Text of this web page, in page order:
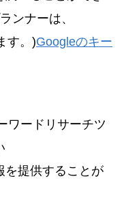
ンナーは、
す。)Googleのキー
ワードリサーチツ
を提供することが